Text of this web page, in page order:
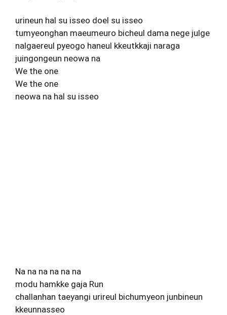
urineun hal su isseo doel su isseo
tumyeonghan maeumeuro bicheul dama nege julge
nalgaereul pyeogo haneul kkeutkkaji naraga
juingongeun neowa na
We the one
We the one
neowa na hal su isseo
Na na na na na na
modu hamkke gaja Run
challanhan taeyangi urireul bichumyeon junbineun
kkeunnasseo